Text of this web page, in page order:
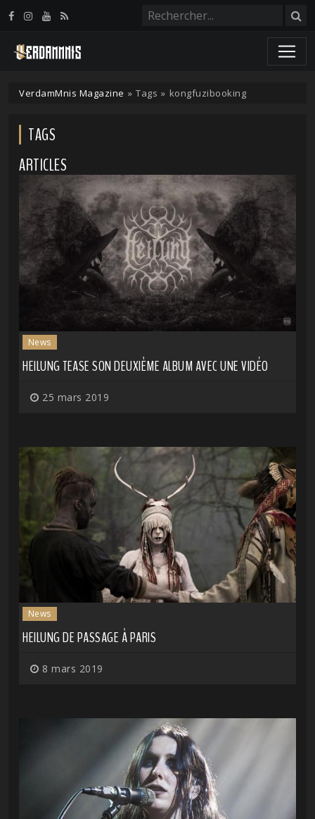
VerdamMnis Magazine » Tags » kongfuzibooking
TAGS
ARTICLES
News
HEILUNG TEASE SON DEUXIÈME ALBUM AVEC UNE VIDÉO
25 mars 2019
News
HEILUNG DE PASSAGE À PARIS
8 mars 2019
Panneau de gestion des cookies